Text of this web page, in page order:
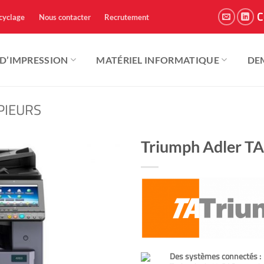
Nous contacter Recrutement
MATÉRIEL INFORMATIQUE
Triumph Adler
Des systèmes connectés :